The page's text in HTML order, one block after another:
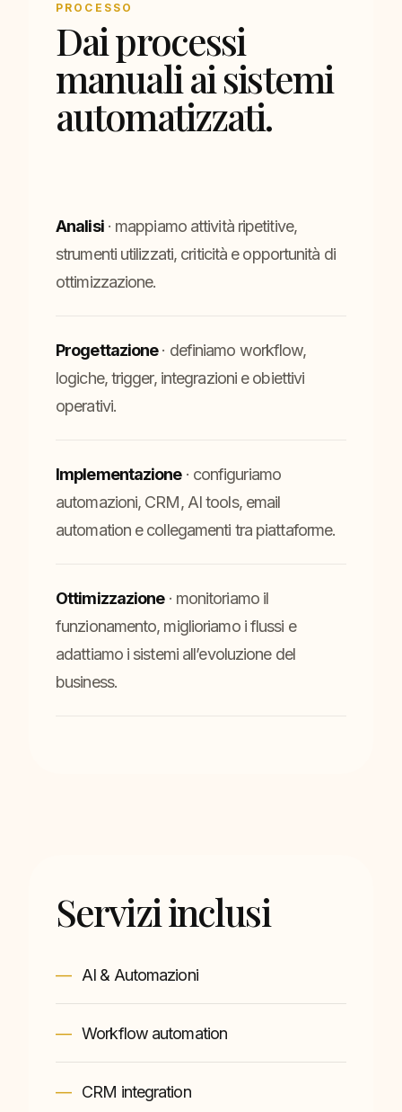
PROCESSO
Dai processi
manuali ai sistemi
automatizzati.
Analisi· mappiamo attività ripetitive,
strumenti utilizzati, criticità e opportunità di
ottimizzazione.
Progettazione· definiamo workflow,
logiche, trigger, integrazioni e obiettivi
operativi.
Implementazione· configuriamo
automazioni, CRM, AI tools, email
automation e collegamenti tra piattaforme.
Ottimizzazione· monitoriamo il
funzionamento, miglioriamo i flussi e
adattiamo i sistemi all’evoluzione del
business.
Servizi inclusi
AI & Automazioni
Workflow automation
CRM integration